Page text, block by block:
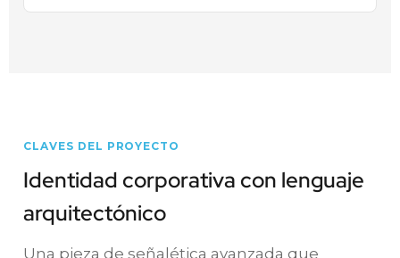
CLAVES DEL PROYECTO
Identidad corporativa con lenguaje
arquitectónico
Una pieza de señalética avanzada que